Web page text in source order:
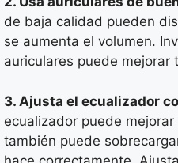
de baja calidad pueden
se aumenta el volumen.
auriculares puede mejorar
3. Ajusta el ecualizador
ecualizador puede
también puede